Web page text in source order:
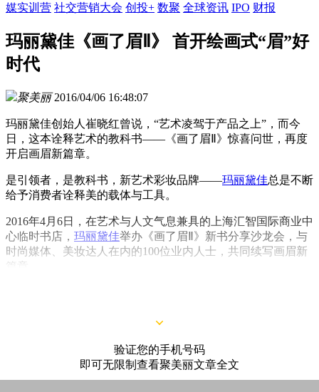
媒实训营 社交营销大会 创投+ 数聚 全球资讯 IPO 财报
玛丽黛佳《画了眉Ⅱ》 首开绘画式“眉”好
时代
聚美丽 2016/04/06 16:48:07
玛丽黛佳创始人崔晓红曾说，“艺术凌驾于产品之上”，而今
日，这本诠释艺术的教科书——《画了眉Ⅱ》惊喜问世，再度
开启画眉新篇章。
是引领者，是教科书，新艺术彩妆品牌——玛丽黛佳总是不断
给予消费者诠释美的载体与工具。
2016年4月6日，在艺术与人文气息兼具的上海汇智国际商业中
心临时书店， 玛丽黛佳举办《画了眉Ⅱ》新书分享沙龙会，与
时尚媒体、美妆达人在内的100位业内人士，共同续写画眉新
篇章。
验证您的手机号码
即可无限制查看聚美丽文章全文